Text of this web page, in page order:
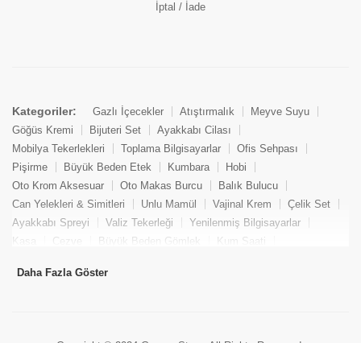
İptal / İade
Kategoriler: Gazlı İçecekler Atıştırmalık
Meyve Suyu
Göğüs Kremi
Bijuteri Set
Ayakkabı Cilası
Mobilya Tekerlekleri
Toplama Bilgisayarlar
Ofis Sehpası
Pişirme
Büyük Beden Etek Kumbara
Hobi
Oto Krom Aksesuar
Oto Makas Burcu
Balık Bulucu
Can Yelekleri & Simitleri
Unlu Mamül Vajinal Krem
Çelik Set
Ayakkabı Spreyi
Valiz Tekerleği
Yenilenmiş Bilgisayarlar
Kasa
Cezve Büyük Beden Gömlek
Kum Saati
Tekne Bağlama & Demirleme
Daha Fazla Göster